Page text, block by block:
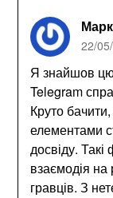
22/
Я знайшов цю
Telegram
Круто
елементами
досвіду. Такі
взаємодія на
гравців. З